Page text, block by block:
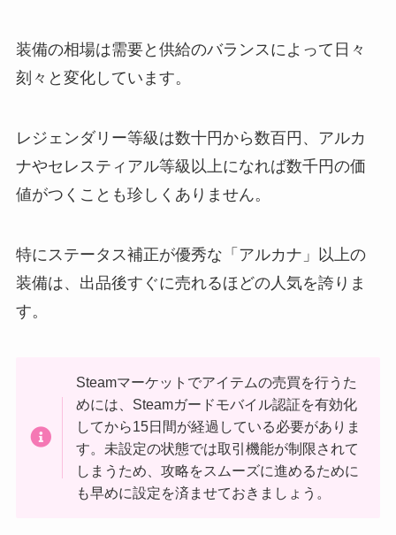
装備の相場は需要と供給のバランスによって日々
刻々と変化しています。
レジェンダリー等級は数十円から数百円、アルカ
ナやセレスティアル等級以上になれば数千円の価
値がつくことも珍しくありません。
特にステータス補正が優秀な「アルカナ」以上の
装備は、出品後すぐに売れるほどの人気を誇りま
す。
Steamマーケットでアイテムの売買を行うた
めには、Steamガードモバイル認証を有効化
してから15日間が経過している必要がありま
す。未設定の状態では取引機能が制限されて
しまうため、攻略をスムーズに進めるために
も早めに設定を済ませておきましょう。